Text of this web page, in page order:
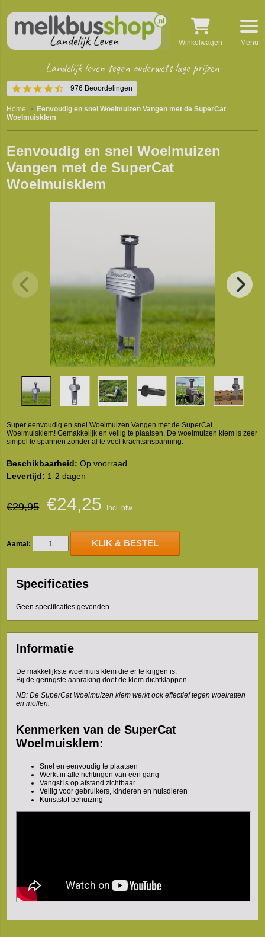
4.5
star
rating
976 Beoordelingen
Landelijk leven tegen ouderwets lage prijzen
Winkelwagen Menu
Home
Eenvoudig en snel Woelmuizen Vangen met de SuperCat
Woelmuisklem
Eenvoudig en snel Woelmuizen
Vangen met de SuperCat
Woelmuisklem
Super eenvoudig en snel Woelmuizen Vangen met de SuperCat
Woelmuisklem! Gemakkelijk en veilig te plaatsen. De woelmuizen klem is zeer
simpel te spannen zonder al te veel krachtsinspanning.
Beschikbaarheid: Op voorraad
Levertijd: 1-2 dagen
€29,95 €24,25 Incl. btw
Aantal: KLIK & BESTEL
Informatie
De makkelijkste woelmuis klem die er te krijgen is.
Bij de geringste aanraking doet de klem dichtklappen.
NB: De SuperCat Woelmuizen klem werkt ook effectief tegen woelratten
en mollen.
Kenmerken van de SuperCat
Woelmuisklem:
Snel en eenvoudig te plaatsen
Werkt in alle richtingen van een gang
Vangst is op afstand zichtbaar
Veilig voor gebruikers, kinderen en huisdieren
Kunststof behuizing
Specificaties
Geen specificaties gevonden